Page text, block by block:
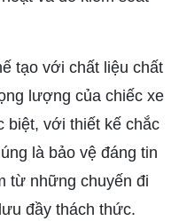
tạo với chất liệu chất
lượng của chiếc xe
biệt, với thiết kế chắc
là bảo vệ đáng tin
từ những chuyến đi
đầy thách thức.